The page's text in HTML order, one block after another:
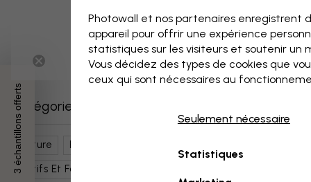
Catégories similaires
Nature Fleurs
Motifs Et Formes
3 échantillons offerts
Photowall et nos partenaires enregistrent
appareil pour offrir une expérience
statistiques sur les visiteurs et soutenir un
Vous décidez des types de cookies que
ceux qui sont nécessaires au
Seulement nécessaire
Statistiques